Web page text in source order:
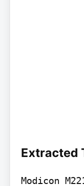
Extracted
Modicon